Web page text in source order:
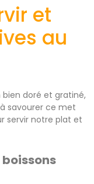
et
au
bien doré et gratiné,
savourer ce met
servir notre plat et